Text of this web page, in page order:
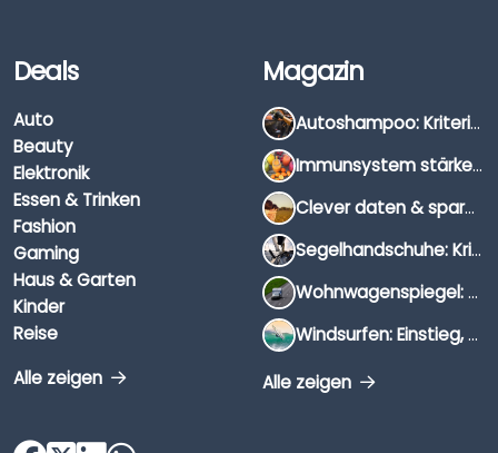
Deals
Auto
Beauty
Elektronik
Essen & Trinken
Fashion
Gaming
Haus & Garten
Kinder
Reise
Alle zeigen
Magazin
Autoshampoo: Kriterien, Unterschiede & Anwendung
Immunsystem stärken: Hausmittel, Vitamine & Wissenswertes
Clever daten & sparen: So findest du die besten Deals für Dates und Unternehmungen
Segelhandschuhe: Kriterien, Materialien & Tipps
Wohnwagenspiegel: Auswahl, Preise & Montage
Windsurfen: Einstieg, Ausrüstung & Tipps
Alle zeigen